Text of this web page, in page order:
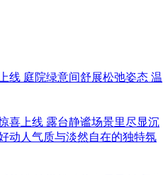
线 庭院绿意间舒展松弛姿态 温
喜上线 露台静谧场景里尽显沉
动人气质与淡然自在的独特氛